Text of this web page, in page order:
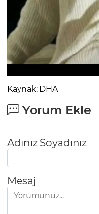
Kaynak: DHA
Yorum Ekle
Adınız Soyadınız
Mesaj